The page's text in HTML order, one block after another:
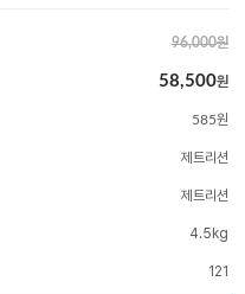
96,000원
58,500원
585원
제트리션
제트리션
4.5kg
121